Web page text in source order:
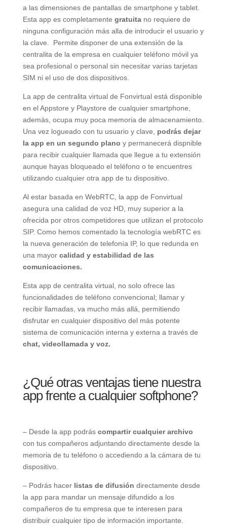
a las dimensiones de pantallas de smartphone y tablet.
Esta app es completamente gratuitano requiere de
ninguna configuración más alla de introducir el usuario y
la clave. Permite disponer de una extensión de la
centralita de la empresa en cualquier teléfono móvil ya
sea profesional o personal sin necesitar varias tarjetas
SIM ni el uso de dos dispositivos.
La app de centralita virtual de Fonvirtual está disponible
en el Appstore y Playstore de cualquier smartphone,
además, ocupa muy poca memoria de almacenamiento.
Una vez logueado con tu usuario y clave, podrás dejar
la app en un segundo plano y permanecerá dispnible
para recibir cualquier llamada que llegue a tu extensión
aunque hayas bloqueado el teléfono o te encuentres
utilizando cualquier otra app de tu dispositivo.
Al estar basada en WebRTC, la app de Fonvirtual
asegura una calidad de voz HD, muy superior a la
ofrecida por otros competidores que utilizan el protocolo
SIP. Como hemos comentado la tecnología webRTC es
la nueva generación de telefonía IP, lo que redunda en
una mayor calidad y estabilidad de las
comunicaciones.
Esta app de centralita virtual, no solo ofrece las
funcionalidades de teléfono convencional; llamar y
recibir llamadas, va mucho más allá, permitiendo
disfrutar en cualquier dispositivo del más potente
sistema de comunicación interna y externa a través de
chat, videollamada y voz.
¿Qué otras ventajas tiene nuestra
app frente a cualquier softphone?
– Desde la app podrás compartir cualquier archivo
con tus compañeros adjuntando directamente desde la
memoria de tu teléfono o accediendo a la cámara de tu
dispositivo.
– Podrás hacerlistas de difusión directamente desde
la app para mandar un mensaje difundido a los
compañeros de tu empresa que te interesen para
distribuir cualquier tipo de información importante.